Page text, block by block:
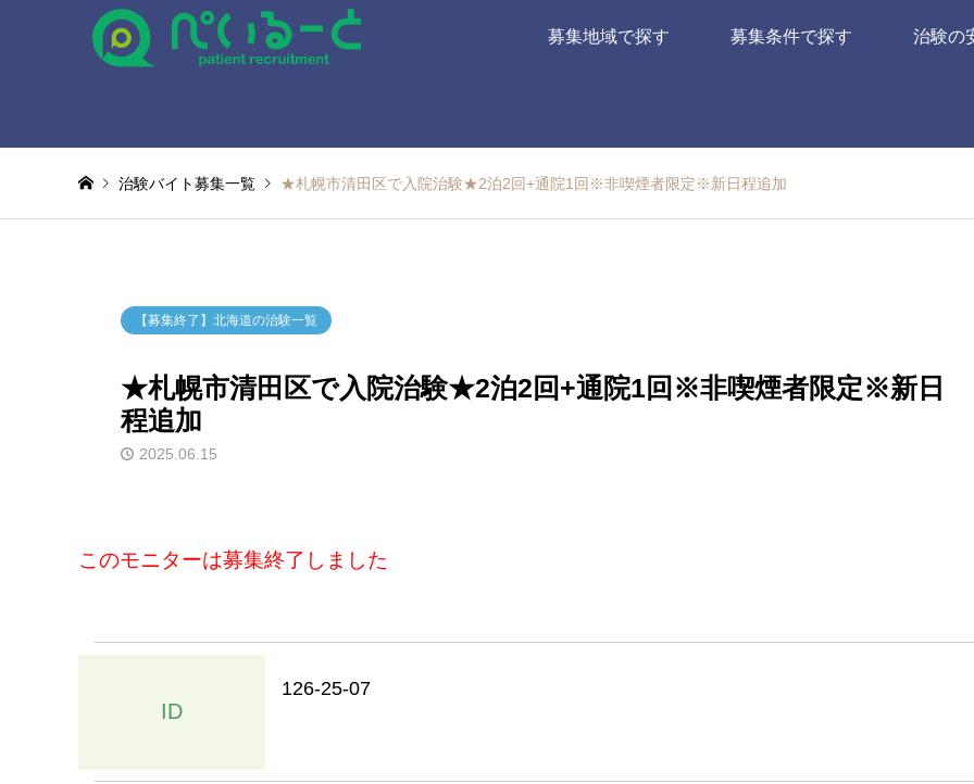
募集地域で探す 募集条件で探す 治験の
治験バイト募集一覧 ★札幌市清田区で入院治験★2泊2回+通院1回※非喫煙者限定※新日程追加
【募集終了】北海道の治験一覧
★札幌市清田区で入院治験★2泊2回+通院1回※非喫煙者限定※新日
程追加
2025.06.15
このモニターは募集終了しました
ID
126-25-07